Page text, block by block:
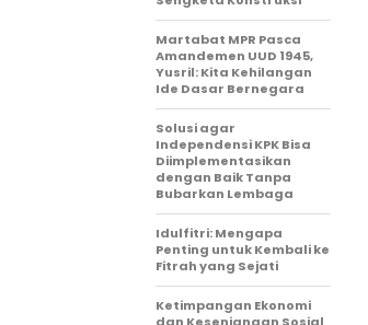
Martabat MPR Pasca
Amandemen UUD 1945,
Yusril: Kita Kehilangan
Ide Dasar Bernegara
Solusi agar
Independensi KPK Bisa
Diimplementasikan
dengan Baik Tanpa
Bubarkan Lembaga
Idulfitri: Mengapa
Penting untuk Kembali ke
Fitrah yang Sejati
Ketimpangan Ekonomi